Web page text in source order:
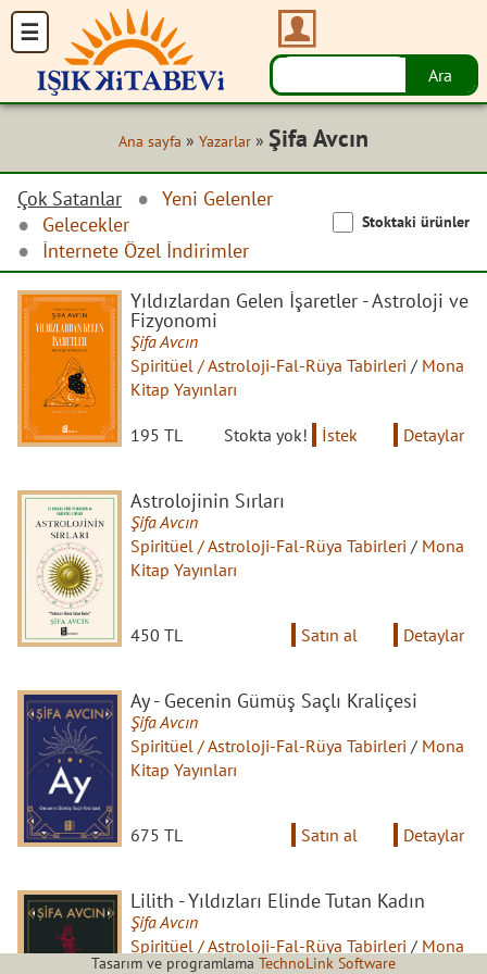
Ana sayfa » Yazarlar » Şifa Avcın
Çok Satanlar
Yeni Gelenler
Gelecekler
İnternete Özel İndirimler
Stoktaki ürünler
Yıldızlardan Gelen İşaretler - Astroloji ve
Fizyonomi
Şifa Avcın
Spiritüel / Astroloji-Fal-Rüya Tabirleri / Mona
Kitap Yayınları
195 TL Stokta yok! İstek Detaylar
Astrolojinin Sırları
Şifa Avcın
Spiritüel / Astroloji-Fal-Rüya Tabirleri / Mona
Kitap Yayınları
450 TL Satın al Detaylar
Ay - Gecenin Gümüş Saçlı Kraliçesi
Şifa Avcın
Spiritüel / Astroloji-Fal-Rüya Tabirleri / Mona
Kitap Yayınları
675 TL Satın al Detaylar
Lilith - Yıldızları Elinde Tutan Kadın
Şifa Avcın
Spiritüel / Astroloji-Fal-Rüya Tabirleri / Mona
Kitap Yayınları
Tasarım ve programlama TechnoLink Software